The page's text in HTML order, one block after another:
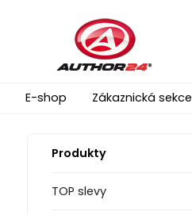
E-shop Zákaznická sekce
Produkty
TOP slevy